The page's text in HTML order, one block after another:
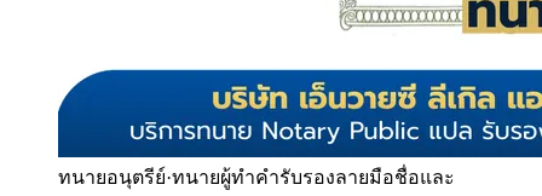
ทนายอนุตรีย์·ทนายผู้ทำคำรับรองลายมือชื่อและ